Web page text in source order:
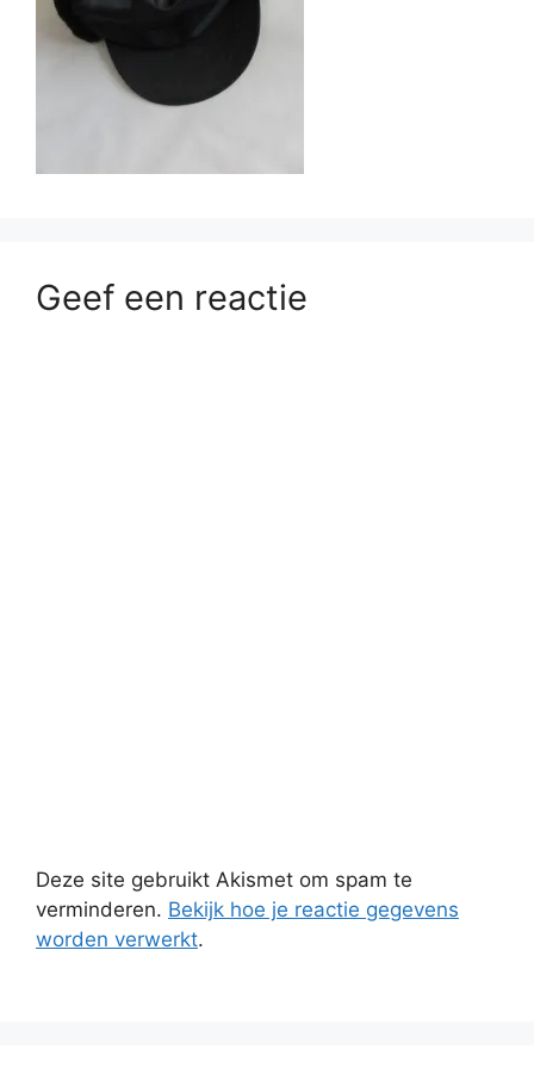
Geef een reactie
Deze site gebruikt Akismet om spam te
verminderen. Bekijk hoe je reactie gegevens
worden verwerkt.